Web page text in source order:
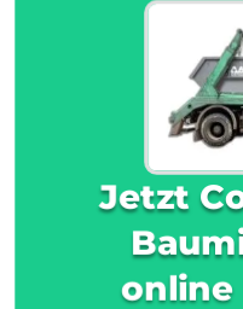
Jetzt
online